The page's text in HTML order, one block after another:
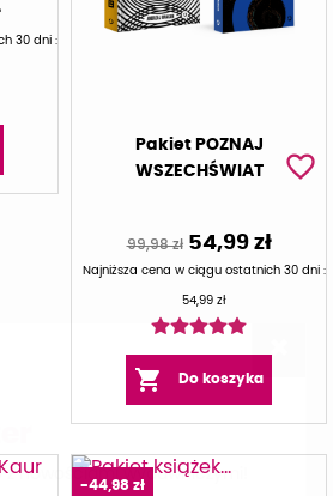
30 dni :
Pakiet POZNAJ
WSZECHŚWIAT
99,98 zł 54,99 zł
Najniższa cena w ciągu ostatnich 30 dni :
54,99 zł
 Do koszyka
favorite_border
-44,98 zł
z nowościami wydawniczymi!